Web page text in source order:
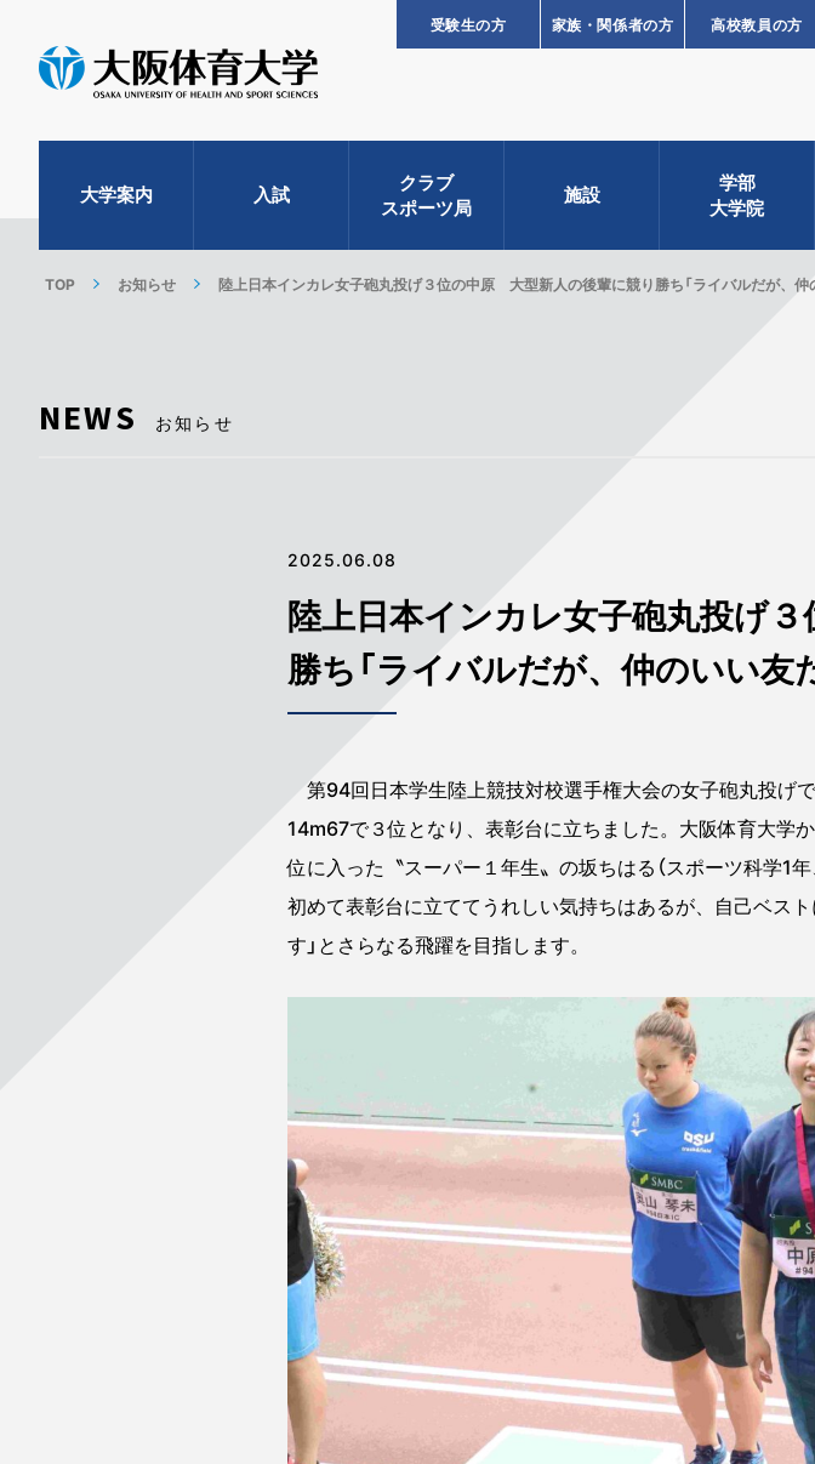
受験生の方 家族・関係者の方 高校教員の方
大学案内 入試
クラブ
スポーツ局
施設
学部
大学院
TOP お知らせ 陸上日本インカレ女子砲丸投げ３位の中原 大型新人の後輩に競り勝ち「ライバルだが、仲
NEWS お知らせ
2025.06.08
陸上日本インカレ女子砲丸投げ
勝ち「ライバルだが、仲のいい友
第94回日本学生陸上競技対校選手権大会の女子砲丸投げ
14m67で３位となり、表彰台に立ちました。大阪体育大学
位に入った〝スーパー１年生〟の坂ちはる（スポーツ科学1
初めて表彰台に立ててうれしい気持ちはあるが、自己ベス
す」とさらなる飛躍を目指します。